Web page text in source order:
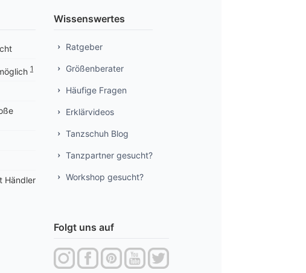
1
Händler
Wissenswertes
Ratgeber
Größenberater
Häufige Fragen
Erklärvideos
Tanzschuh Blog
Tanzpartner gesucht?
Workshop gesucht?
Folgt uns auf